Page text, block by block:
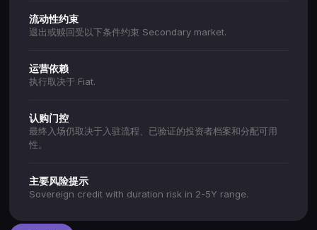
流动性约束
退出或赎回受以下条件约束 Secondary market.
运营依赖
执行取决于 Fiat.
认购门控
最终入场仍取决于入驻流程、已验证的投资者档案和分配可用
性。
主要风险提示
Sovereign credit with duration risk in 2-5Y range.